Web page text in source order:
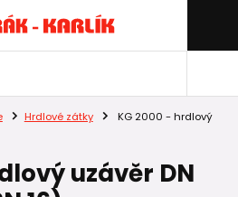
Hrdlové zátky
KG 2000 - hrdlový
uzávěr DN